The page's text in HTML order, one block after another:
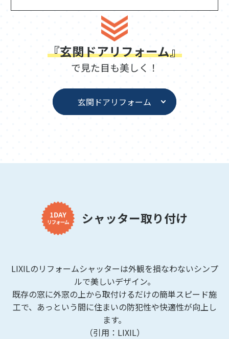
『玄関ドアリフォーム』
で見た目も美しく！
玄関ドアリフォーム
シャッター取り付け
LIXILのリフォームシャッターは外観を損なわないシンプ
ルで美しいデザイン。
既存の窓に外窓の上から取付けるだけの簡単スピード施
工で、あっという間に住まいの防犯性や快適性が向上し
ます。
（引用：LIXIL）